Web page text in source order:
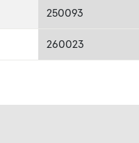
250093
260023